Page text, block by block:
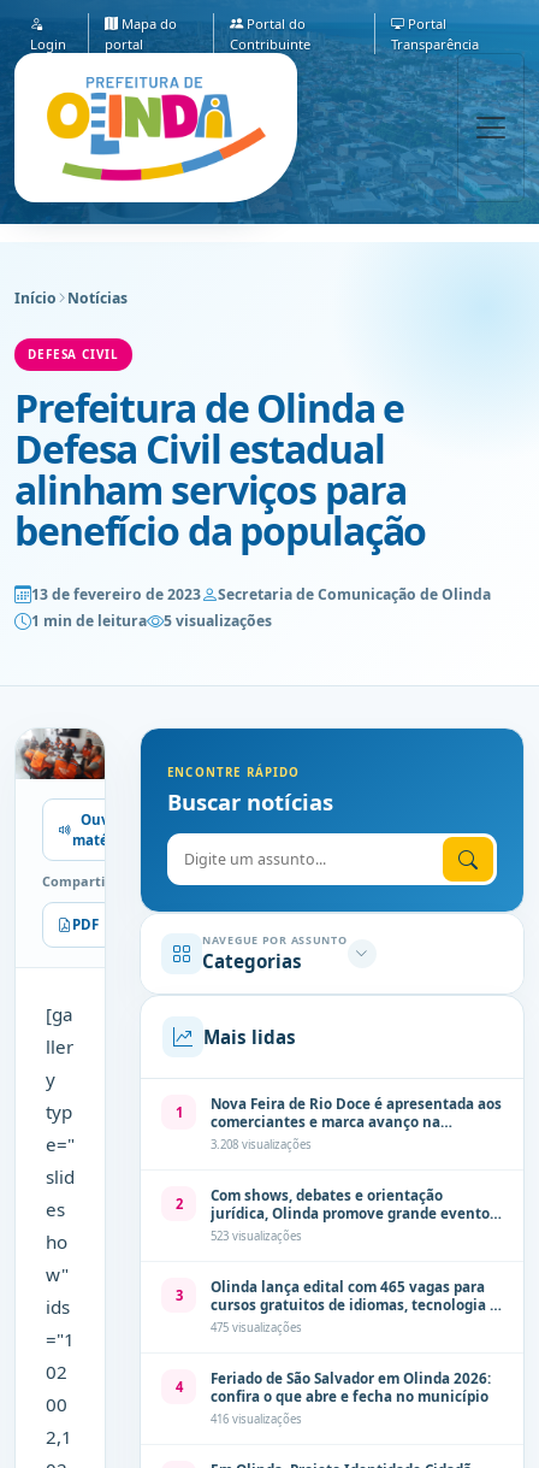
Login
Mapa do
portal
Portal do
Contribuinte
Portal
Transparência
Início Notícias
DEFESA CIVIL
Prefeitura de Olinda e
Defesa Civil estadual
alinham serviços para
benefício da população
13 de fevereiro de 2023
Secretaria de Comunicação de Olinda
1 min de leitura
5 visualizações
Ouvir
matéria
Compartilhe
PDF Imprimir
[ga
ller
y
typ
e="
slid
es
ho
w"
ids
="1
02
00
2,1
ENCONTRE RÁPIDO
Buscar notícias
Digite o assunto
NAVEGUE POR ASSUNTO
Categorias
Mais lidas
1
Nova Feira de Rio Doce é apresentada aos
comerciantes e marca avanço na
modernização dos espaços públicos de
3.208 visualizações
2
Com shows, debates e orientação
jurídica, Olinda promove grande evento
de combate à violência contra a mulher
neste sábado (8)
523 visualizações
3
Olinda lança edital com 465 vagas para
cursos gratuitos de idiomas, tecnologia e
comunicação
475 visualizações
4
Feriado de São Salvador em Olinda 2026:
confira o que abre e fecha no município
416 visualizações